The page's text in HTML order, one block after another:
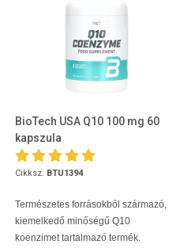
BioTech USA Q10 100 mg 60
kapszula
Cikksz. BTU1394
Természetes forrásokból származó,
kiemelkedő minőségű Q10
koenzimet tartalmazó termék.